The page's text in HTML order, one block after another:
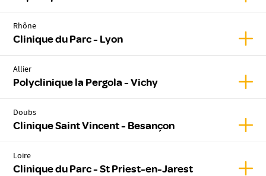
Rhône
Clinique du Parc - Lyon
Allier
Polyclinique la Pergola - Vichy
Doubs
Clinique Saint Vincent - Besançon
Loire
Clinique du Parc - St Priest-en-Jarest